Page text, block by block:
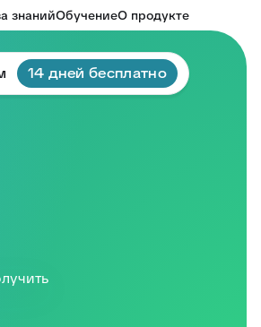
знанийОбучениеО продукте
14 дней бесплатно